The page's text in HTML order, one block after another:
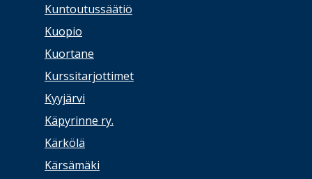
Kuntoutussäätiö
Kuopio
Kuortane
Kurssitarjottimet
Kyyjärvi
Käpyrinne ry.
Kärkölä
Kärsämäki